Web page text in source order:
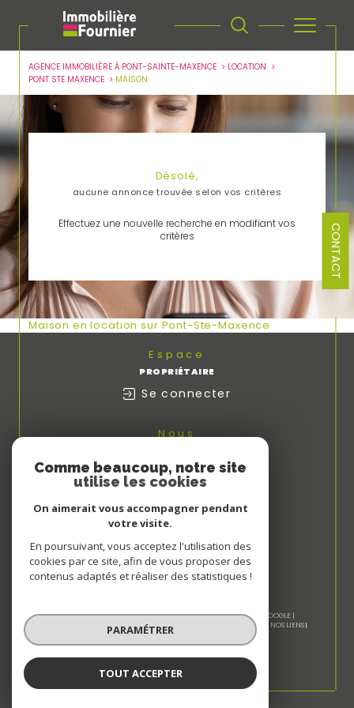
CONTACT
AGENCE IMMOBILIÈRE À PONT-SAINTE-MAXENCE
LOCATION
PONT STE MAXENCE
MAISON
Désolé,
aucune annonce trouvée selon vos critères
Effectuez une nouvelle recherche en modifiant vos
critères
Maison en location sur Pont-Ste-Maxence
Espace
PROPRIÉTAIRE
Se connecter
Nous
© 2026 | TOUS DROITS RÉSERVÉS | TRADUCTION POWERED BY GOOGLE |
NOS HONORAIRES
PLAN DU SITE MENTIONS LÉGALES ADMIN
NOS LIENS
POLITIQUE RGPD
Comme beaucoup, notre site
utilise les cookies
On aimerait vous accompagner pendant
votre visite.
En poursuivant, vous acceptez l'utilisation des
cookies par ce site, afin de vous proposer des
contenus adaptés et réaliser des statistiques !
PARAMÉTRER
TOUT ACCEPTER